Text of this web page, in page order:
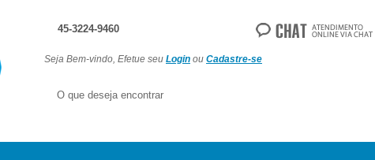
Seja Bem-vindo, Efetue seu Login ou Cadastre-se
45-3224-9460